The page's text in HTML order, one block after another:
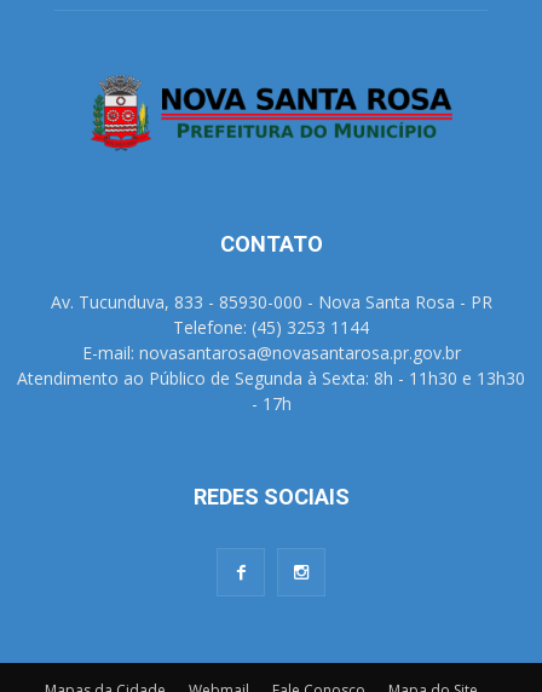
CONTATO
Av. Tucunduva, 833 - 85930-000 - Nova Santa Rosa - PR
Telefone: (45) 3253 1144
E-mail: novasantarosa@novasantarosa.pr.gov.br
Atendimento ao Público de Segunda à Sexta: 8h - 11h30 e 13h30
- 17h
REDES SOCIAIS